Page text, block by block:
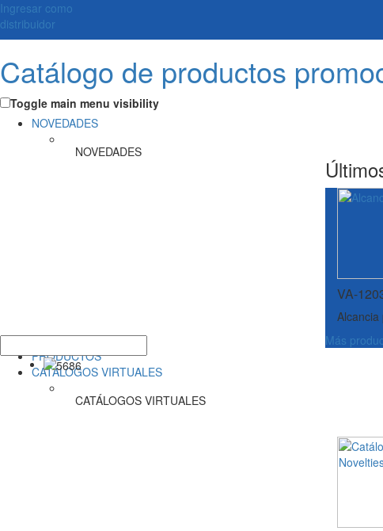
Ingresar como
distribuidor
Catálogo de productos
Toggle main menu visibility
NOVEDADES
NOVEDADES
VA-
Alcancia
Más
PRODUCTOS
CATÁLOGOS VIRTUALES
CATÁLOGOS VIRTUALES